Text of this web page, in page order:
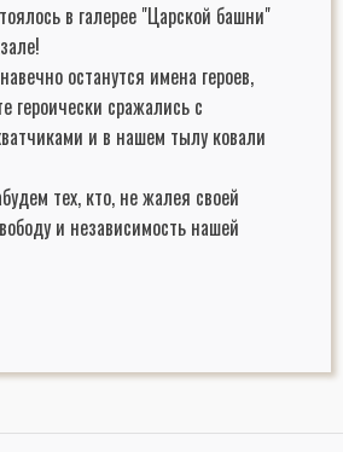
в галерее "Царской башни"
останутся имена героев,
героически сражались с
и в нашем тылу ковали
тех, кто, не жалея своей
и независимость нашей